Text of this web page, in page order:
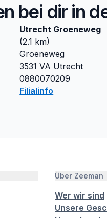
bei dir in
Utrecht Groeneweg
(2.1 km)
Groeneweg
3531 VA Utrecht
0880070209
Filialinfo
Über Zeeman
Wer wir sind
Unsere